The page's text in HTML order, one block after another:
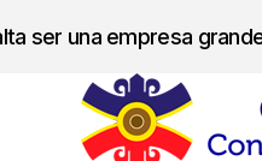
ser una empresa